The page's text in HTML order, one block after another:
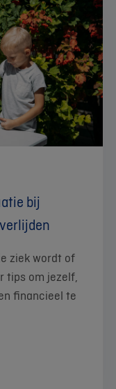
bij
ziek wordt of
tips om jezelf,
financieel te